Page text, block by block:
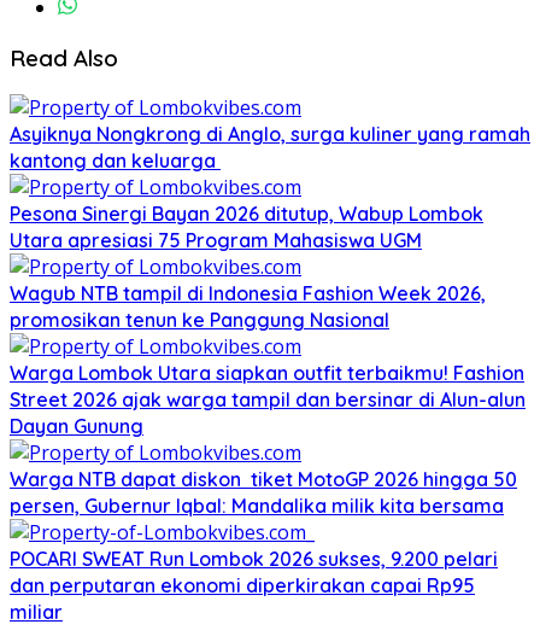
Read Also
Asyiknya Nongkrong di Anglo, surga kuliner yang ramah
kantong dan keluarga
Pesona Sinergi Bayan 2026 ditutup, Wabup Lombok
Utara apresiasi 75 Program Mahasiswa UGM
Wagub NTB tampil di Indonesia Fashion Week 2026,
promosikan tenun ke Panggung Nasional
Warga Lombok Utara siapkan outfit terbaikmu! Fashion
Street 2026 ajak warga tampil dan bersinar di Alun-alun
Dayan Gunung
Warga NTB dapat diskon tiket MotoGP 2026 hingga 50
persen, Gubernur Iqbal: Mandalika milik kita bersama
POCARI SWEAT Run Lombok 2026 sukses, 9.200 pelari
dan perputaran ekonomi diperkirakan capai Rp95
miliar